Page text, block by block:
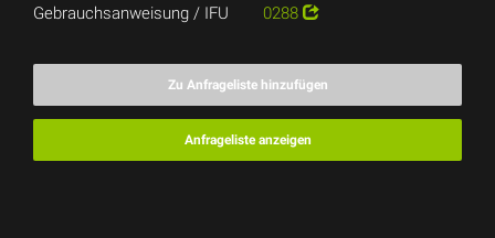
Gebrauchsanweisung / IFU
0288
Zu Anfrageliste hinzufügen
Anfrageliste anzeigen